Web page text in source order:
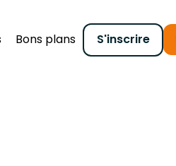
Bons plans S'inscrire